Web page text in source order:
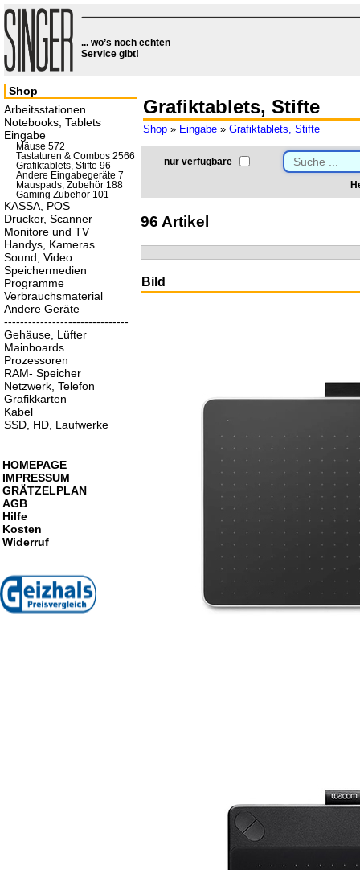
... wo’s noch echten
Service gibt!
Grafiktablets, Stifte
Shop » Eingabe » Grafiktablets, Stifte
nur verfügbare
96 Artikel
Bild
Shop
Arbeitsstationen
Notebooks, Tablets
Eingabe
Mäuse 572
Tastaturen & Combos 2566
Grafiktablets, Stifte 96
Andere Eingabegeräte 7
Mauspads, Zubehör 188
Gaming Zubehör 101
KASSA, POS
Drucker, Scanner
Monitore und TV
Handys, Kameras
Sound, Video
Speichermedien
Programme
Verbrauchsmaterial
Andere Geräte
-------------------------------
Gehäuse, Lüfter
Mainboards
Prozessoren
RAM- Speicher
Netzwerk, Telefon
Grafikkarten
Kabel
SSD, HD, Laufwerke
HOMEPAGE
IMPRESSUM
GRÄTZELPLAN
AGB
Hilfe
Kosten
Widerruf